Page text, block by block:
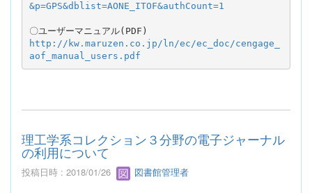
&p=GPS&dblist=AONE_ITOF&authCount=1
〇ユーザーマニュアル(PDF)
http://kw.maruzen.co.jp/ln/ec/ec_doc/cengage_
aof_manual_users.pdf
理工学系コレクション３分野の電子ジャーナル
の利用について
投稿日時 : 2018/01/26 図書館管理者